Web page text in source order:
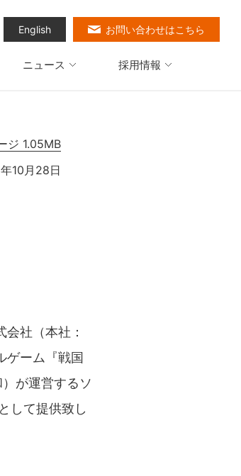
ニュース 採用情報
English お問い合わせはこちら
ジ 1.05MB
10月28日
社（本社：
ゲーム『戦国
が運営するソ
して提供致し